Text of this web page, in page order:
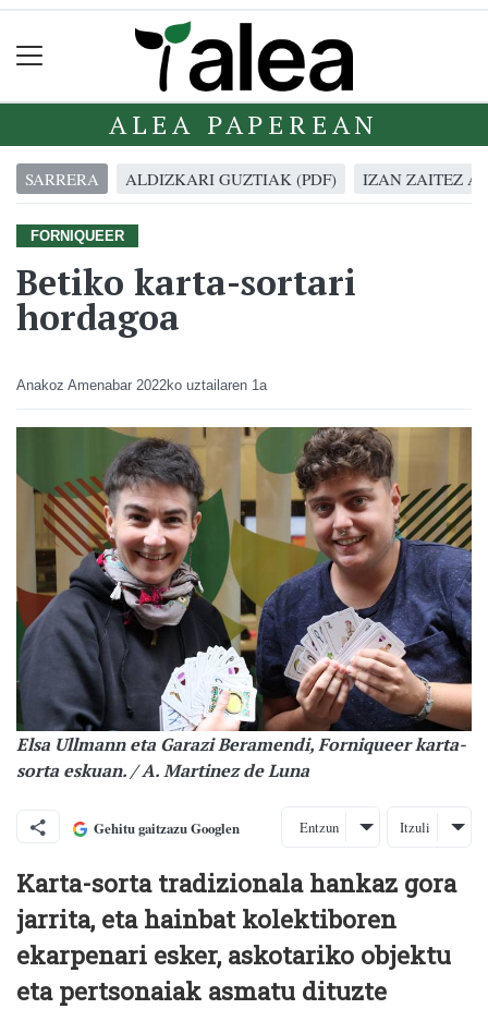
ALEA PAPEREAN
SARRERA ALDIZKARI GUZTIAK (PDF) IZAN ZAITEZ
FORNIQUEER
Betiko karta-sortari
hordagoa
Anakoz Amenabar 2022ko uztailaren 1a
Elsa Ullmann eta Garazi Beramendi, Forniqueer karta-
sorta eskuan. / A. Martinez de Luna
Gehitu gaitzazu Googlen Entzun Itzuli
Karta-sorta tradizionala hankaz gora
jarrita, eta hainbat kolektiboren
ekarpenari esker, askotariko objektu
eta pertsonaiak asmatu dituzte